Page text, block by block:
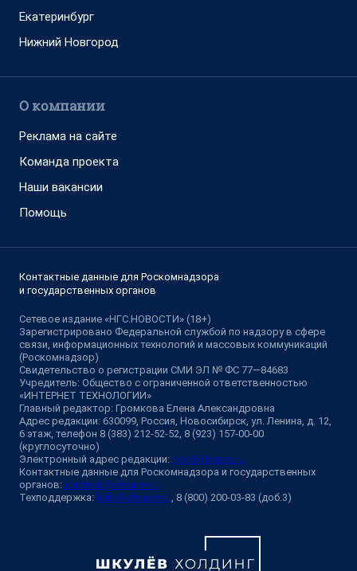
Екатеринбург
Нижний Новгород
О компании
Реклама на сайте
Команда проекта
Наши вакансии
Помощь
Контактные данные для Роскомнадзора
и государственных органов
Сетевое издание «НГС.НОВОСТИ» (18+)
Зарегистрировано Федеральной службой по надзору в сфере
связи, информационных технологий и массовых коммуникаций
(Роскомнадзор)
Свидетельство о регистрации СМИ ЭЛ № ФС 77—84683
Учредитель: Общество с ограниченной ответственностью
«ИНТЕРНЕТ ТЕХНОЛОГИИ»
Главный редактор: Громкова Елена Александровна
Адрес редакции: 630099, Россия, Новосибирск, ул. Ленина, д. 12,
6 этаж, телефон 8 (383) 212-52-52, 8 (923) 157-00-00
(круглосуточно)
Электронный адрес редакции: ngs@shkulev.ru
Контактные данные для Роскомнадзора и государственных
органов: juristnsk@shkulev.ru
Техподдержка: help@shkulev.ru, 8 (800) 200-03-83 (доб.3)